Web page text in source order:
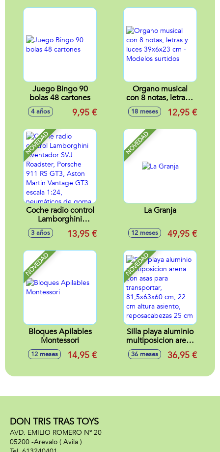
Juego Bingo 90
bolas 48 cartones
4 años 9,95 €
Organo musical
con 8 notas, letras y
luces 39x6x23 cm -
Modelos surtidos
18 meses 12,95 €
NOVEDAD
Coche radio control
Lamborghini
Aventador SVJ
Roadster, Porsche
Martin Vantage
GT3 escala 1:24,
neumáticos de
goma, con luces -
Modelos surtidos
3 años 13,95 €
NOVEDAD
La Granja
12 meses 49,95 €
NOVEDAD
Bloques Apilables
Montessori
12 meses 14,95 €
NOVEDAD
Silla playa aluminio
multiposicion arena
con asas para
transportar,
cm altura asiento,
cm
36 meses 36,95 €
DON TRIS TRAS TOYS
AVD. EMILIO ROMERO Nº 20
05200 -Arevalo ( Avila )